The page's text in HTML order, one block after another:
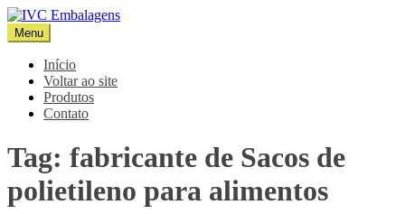
Pular
para
o
conteúdo
IVC Embalagens
Blog IVC
Menu
Início
Voltar ao site
Produtos
Contato
Tag: fabricante de Sacos de
polietileno para alimentos